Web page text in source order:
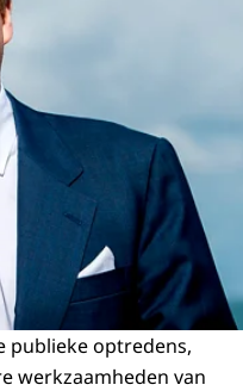
publieke optredens,
werkzaamheden van